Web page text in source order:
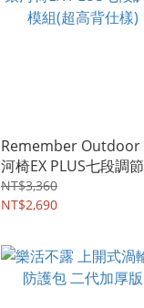
Remember Outdoor
河椅EX PLUS七段調
組(超高背仕樣)
NT$3,360
NT$2,690